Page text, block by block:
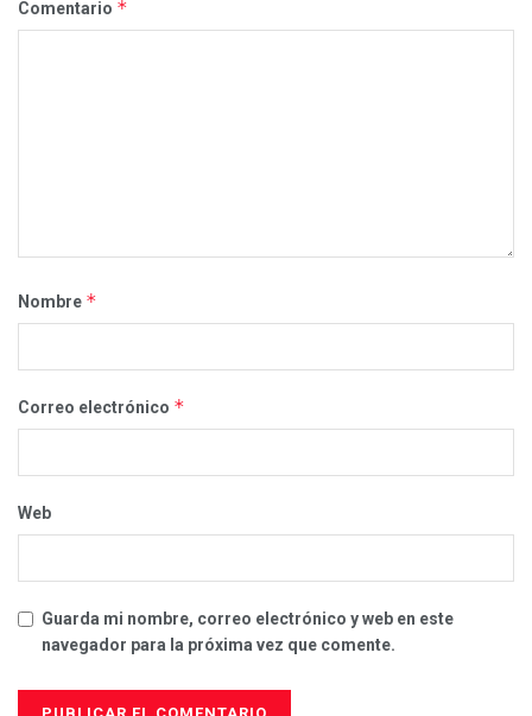
Comentario *
Nombre *
Correo electrónico *
Web
Guarda mi nombre, correo electrónico y web en este
navegador para la próxima vez que comente.